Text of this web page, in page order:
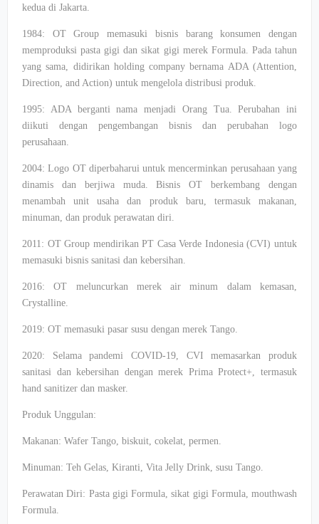
kedua di Jakarta.
1984: OT Group memasuki bisnis barang konsumen dengan
memproduksi pasta gigi dan sikat gigi merek Formula. Pada tahun
yang sama, didirikan holding company bernama ADA (Attention,
Direction, and Action) untuk mengelola distribusi produk.​
1995: ADA berganti nama menjadi Orang Tua. Perubahan ini
diikuti dengan pengembangan bisnis dan perubahan logo
perusahaan.
2004: Logo OT diperbaharui untuk mencerminkan perusahaan yang
dinamis dan berjiwa muda. Bisnis OT berkembang dengan
menambah unit usaha dan produk baru, termasuk makanan,
minuman, dan produk perawatan diri.​
2011: OT Group mendirikan PT Casa Verde Indonesia (CVI) untuk
memasuki bisnis sanitasi dan kebersihan.​
2016: OT meluncurkan merek air minum dalam kemasan,
Crystalline.​
2019: OT memasuki pasar susu dengan merek Tango.​
2020: Selama pandemi COVID-19, CVI memasarkan produk
sanitasi dan kebersihan dengan merek Prima Protect+, termasuk
hand sanitizer dan masker.​
Produk Unggulan:
Makanan: Wafer Tango, biskuit, cokelat, permen.
Minuman: Teh Gelas, Kiranti, Vita Jelly Drink, susu Tango.​
Perawatan Diri: Pasta gigi Formula, sikat gigi Formula, mouthwash
Formula.